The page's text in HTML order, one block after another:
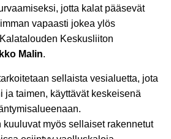
jotta kalat pääsevät
vapaasti jokea ylös
Keskusliiton
Malin.
sellaista vesialuetta, jota
ja taimen, käyttävät keskeisenä
myös sellaiset rakennetut